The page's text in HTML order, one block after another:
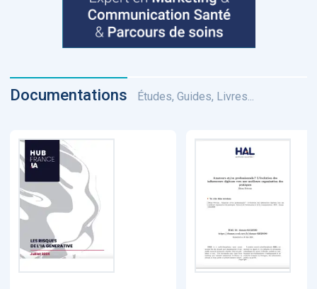
Documentations Études, Guides, Livres...